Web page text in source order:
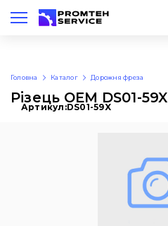
Укр
Головна Каталог Дорожня фреза
Різець OEM DS01-59X
Артикул:DS01-59X